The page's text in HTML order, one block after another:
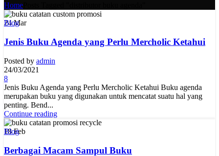
Home
24Mar
Blog
Jenis Buku Agenda yang Perlu Mercholic Ketahui
Posted by admin
24/03/2021
8
Jenis Buku Agenda yang Perlu Mercholic Ketahui Buku agenda
merupakan buku yang digunakan untuk mencatat suatu hal yang
penting. Bend...
Continue reading
18Feb
Blog
Berbagai Macam Sampul Buku